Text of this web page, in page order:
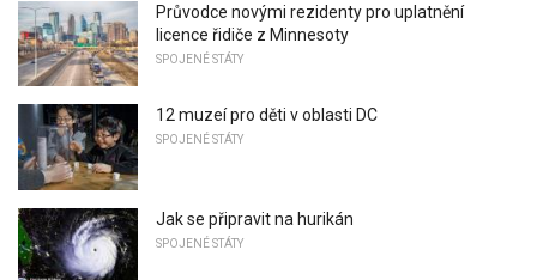
Průvodce novými rezidenty pro uplatnění
licence řidiče z Minnesoty
SPOJENÉ STÁTY
12 muzeí pro děti v oblasti DC
SPOJENÉ STÁTY
Jak se připravit na hurikán
SPOJENÉ STÁTY